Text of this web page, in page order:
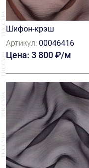
Шифон-крэш
Артикул: 00046416
Цена: 3 800 ₽/м